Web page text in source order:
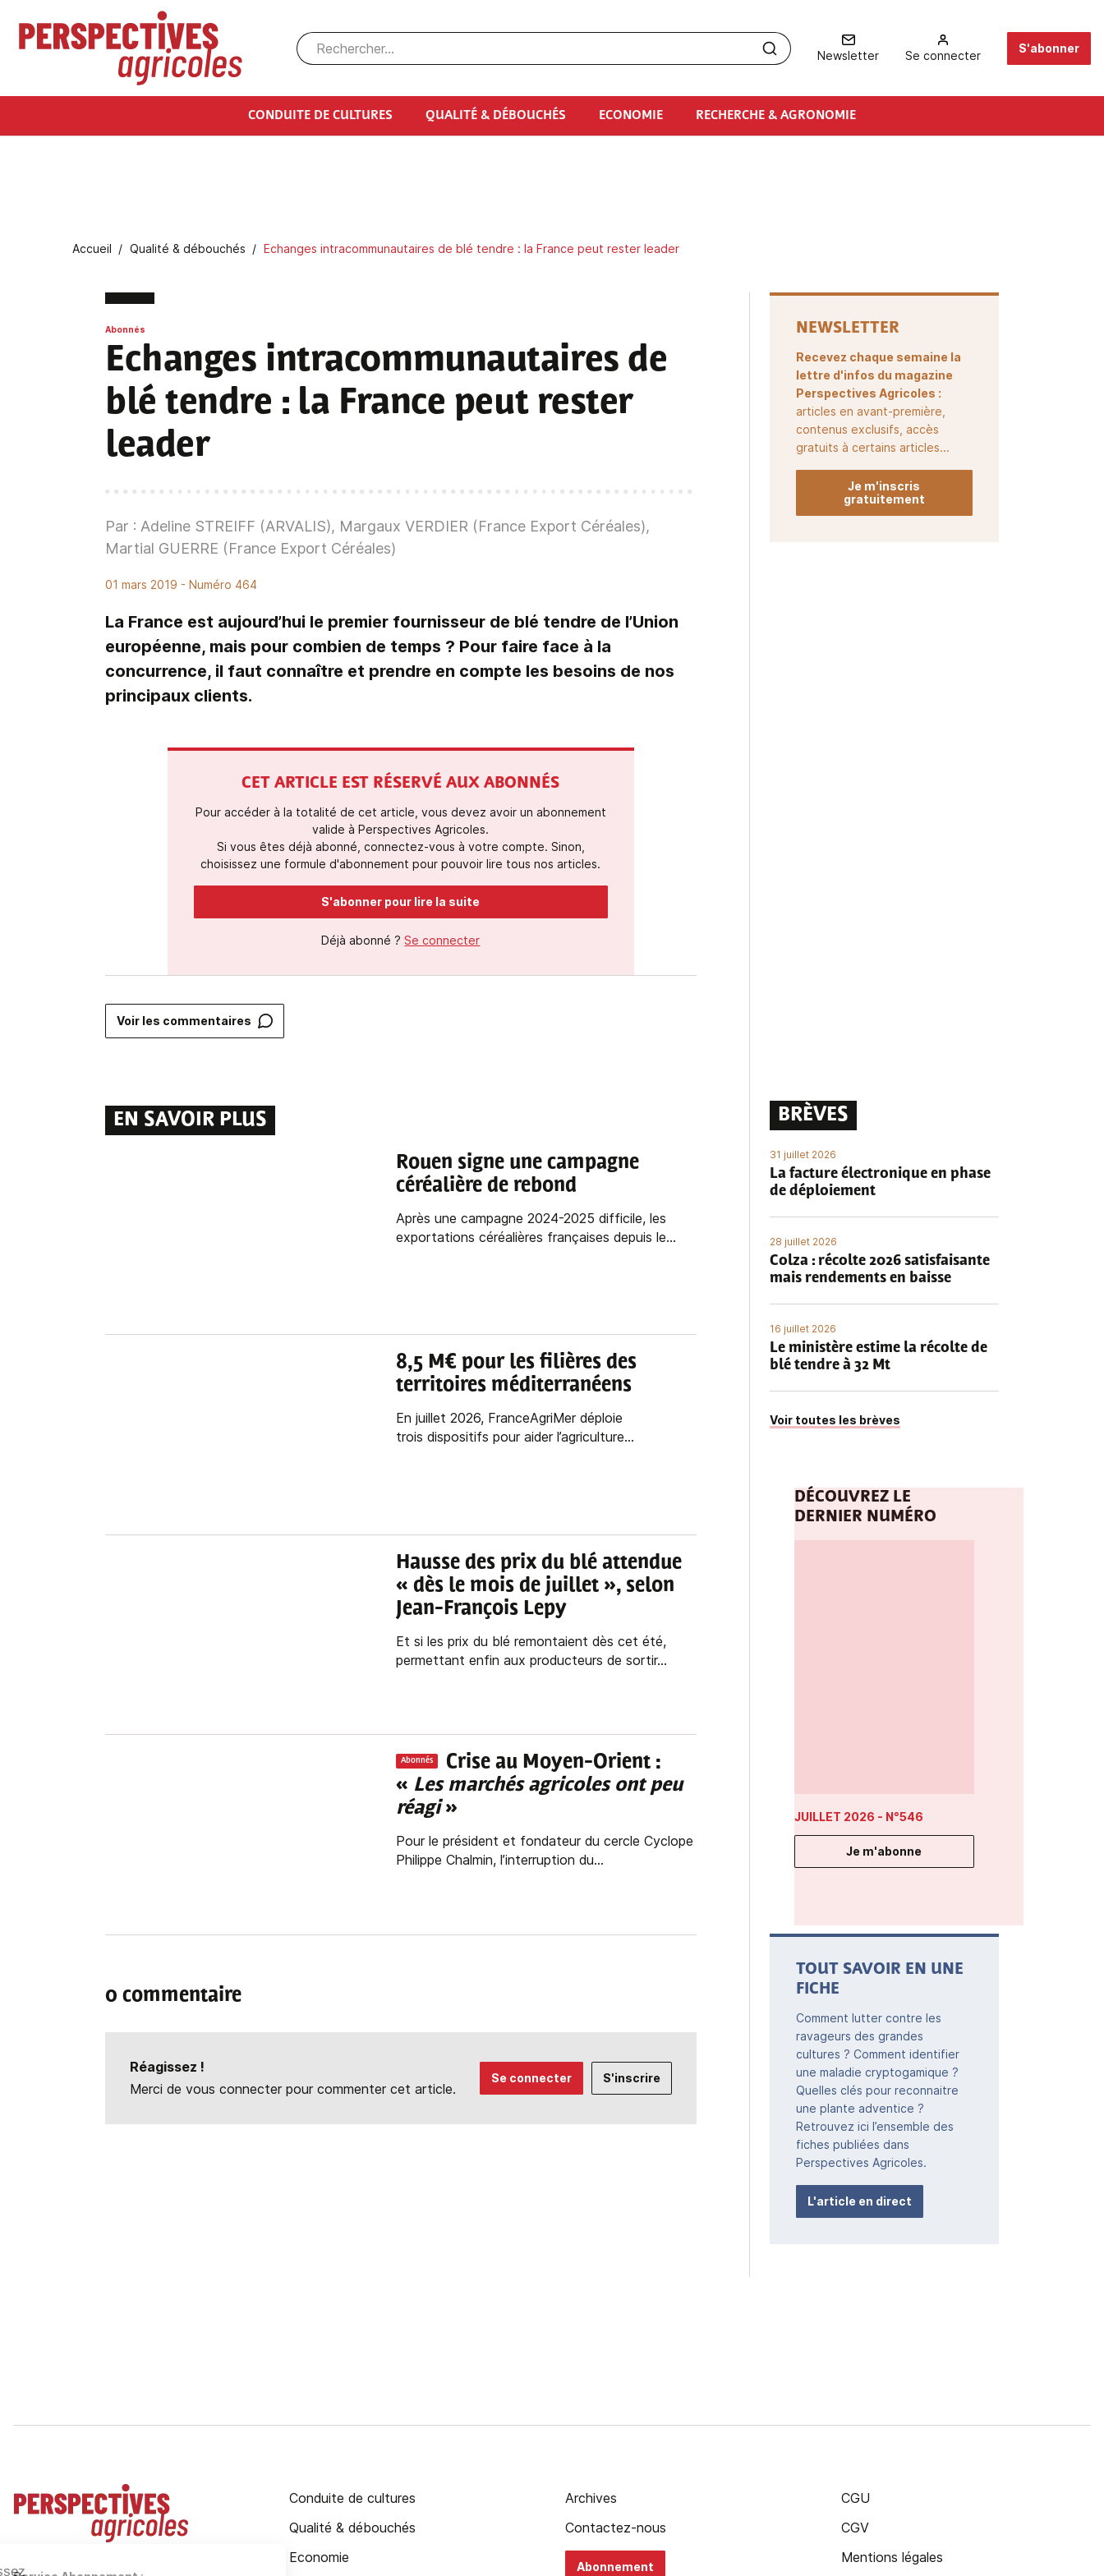
Aller au contenu principal
Newsletter Se connecter
S'abonner
CONDUITE DE CULTURES QUALITÉ & DÉBOUCHÉS ECONOMIE RECHERCHE & AGRONOMIE
Fil d'Ariane
Accueil Qualité & débouchés Echanges intracommunautaires de blé tendre : la France peut rester leader
Abonnés
Echanges intracommunautaires de
blé tendre : la France peut rester
leader
Par : Adeline STREIFF (ARVALIS), Margaux VERDIER (France Export Céréales),
Martial GUERRE (France Export Céréales)
01 mars 2019 - Numéro 464
La France est aujourd’hui le premier fournisseur de blé tendre de l’Union
européenne, mais pour combien de temps ? Pour faire face à la
concurrence, il faut connaître et prendre en compte les besoins de nos
principaux clients.
CET ARTICLE EST RÉSERVÉ AUX ABONNÉS
Pour accéder à la totalité de cet article, vous devez avoir un abonnement
valide à Perspectives Agricoles.
Si vous êtes déjà abonné, connectez-vous à votre compte. Sinon,
choisissez une formule d'abonnement pour pouvoir lire tous nos articles.
S'abonner pour lire la suite
Déjà abonné ? Se connecter
Voir les commentaires
EN SAVOIR PLUS
Rouen signe une campagne
céréalière de rebond
Après une campagne 2024-2025 difficile, les
exportations céréalières françaises depuis le...
8,5 M€ pour les filières des
territoires méditerranéens
En juillet 2026, FranceAgriMer déploie
trois dispositifs pour aider l’agriculture...
Hausse des prix du blé attendue
« dès le mois de juillet », selon
Jean-François Lepy
Et si les prix du blé remontaient dès cet été,
permettant enfin aux producteurs de sortir...
Abonnés
Crise au Moyen-Orient :
« Les marchés agricoles ont peu
réagi»
Pour le président et fondateur du cercle Cyclope
Philippe Chalmin, l’interruption du...
0 commentaire
Réagissez !
Merci de vous connecter pour commenter cet article.
Se connecter S'inscrire
NEWSLETTER
Recevez chaque semaine la
lettre d'infos du magazine
Perspectives Agricoles :
articles en avant-première,
contenus exclusifs, accès
gratuits à certains articles...
Je m'inscris
gratuitement
BRÈVES
31 juillet 2026
La facture électronique en phase
de déploiement
28 juillet 2026
Colza : récolte 2026 satisfaisante
mais rendements en baisse
16 juillet 2026
Le ministère estime la récolte de
blé tendre à 32 Mt
Voir toutes les brèves
DÉCOUVREZ LE
DERNIER NUMÉRO
JUILLET 2026 - N°546
Je m'abonne
TOUT SAVOIR EN UNE
FICHE
Comment lutter contre les
ravageurs des grandes
cultures ? Comment identifier
une maladie cryptogamique ?
Quelles clés pour reconnaitre
une plante adventice ?
Retrouvez ici l’ensemble des
fiches publiées dans
Perspectives Agricoles.
L'article en direct
Conduite de cultures
Qualité & débouchés
Economie
Archives
Contactez-nous
Abonnement
CGU
CGV
Mentions légales